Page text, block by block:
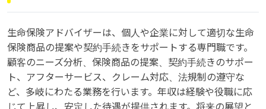
生命保険アドバイザーは、個人や企業に対して適切な生命
保険商品の提案や契約手続きをサポートする専門職です。
顧客のニーズ分析、保険商品の提案、契約手続きのサポー
ト、アフターサービス、クレーム対応、法規制の遵守な
ど、多岐にわたる業務を行います。年収は経験や役職に応
じて上昇し、安定した待遇が提供されます。将来の展望と